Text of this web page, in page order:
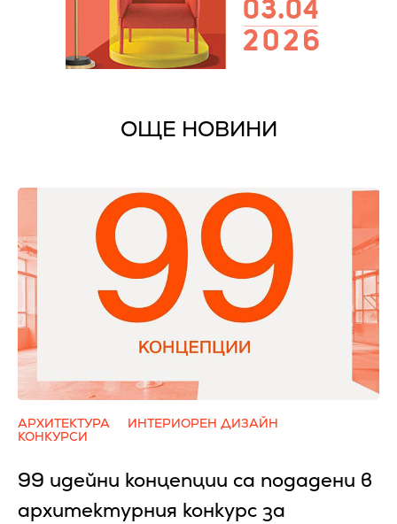
ОЩЕ НОВИНИ
АРХИТЕКТУРА
ИНТЕРИОРЕН ДИЗАЙН
КОНКУРСИ
99 идейни концепции са подадени в
архитектурния конкурс за